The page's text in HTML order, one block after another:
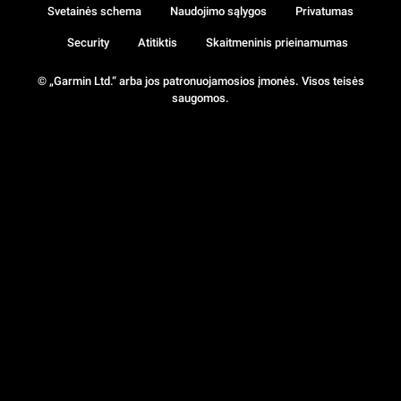
© „Garmin Ltd.“ arba jos patronuojamosios įmonės. Visos teisės
saugomos.
Svetainės schema Naudojimo sąlygos Privatumas
Security Atitiktis Skaitmeninis prieinamumas